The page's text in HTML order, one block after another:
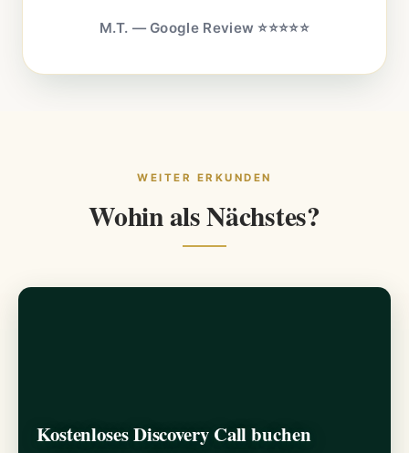
M.T. — Google Review ⭐⭐⭐⭐⭐
WEITER ERKUNDEN
Wohin als Nächstes?
Kostenloses Discovery Call buchen